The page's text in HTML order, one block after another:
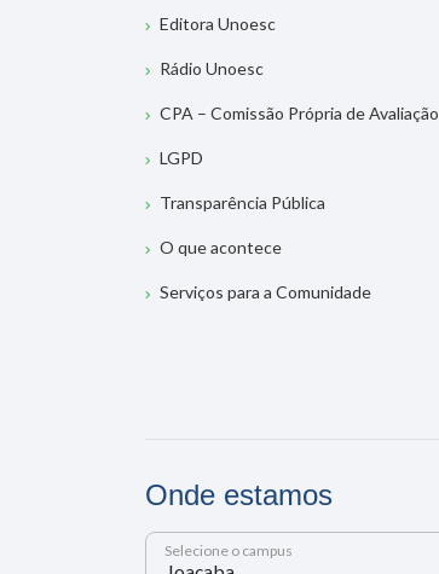
Editora Unoesc
Rádio Unoesc
CPA – Comissão Própria de Avaliação
LGPD
Transparência Pública
O que acontece
Serviços para a Comunidade
Onde estamos
Selecione o campus